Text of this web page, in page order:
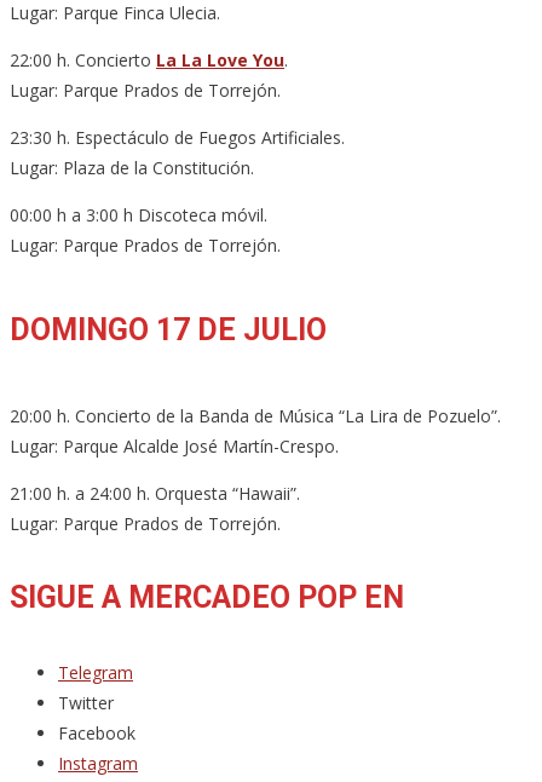
Lugar: Parque Finca Ulecia.
22:00 h. Concierto La La Love You.
Lugar: Parque Prados de Torrejón.
23:30 h. Espectáculo de Fuegos Artificiales.
Lugar: Plaza de la Constitución.
00:00 h a 3:00 h Discoteca móvil.
Lugar: Parque Prados de Torrejón.
DOMINGO 17 DE JULIO
20:00 h. Concierto de la Banda de Música “La Lira de Pozuelo”.
Lugar: Parque Alcalde José Martín-Crespo.
21:00 h. a 24:00 h. Orquesta “Hawaii”.
Lugar: Parque Prados de Torrejón.
SIGUE A MERCADEO POP EN
Telegram
Twitter
Facebook
Instagram